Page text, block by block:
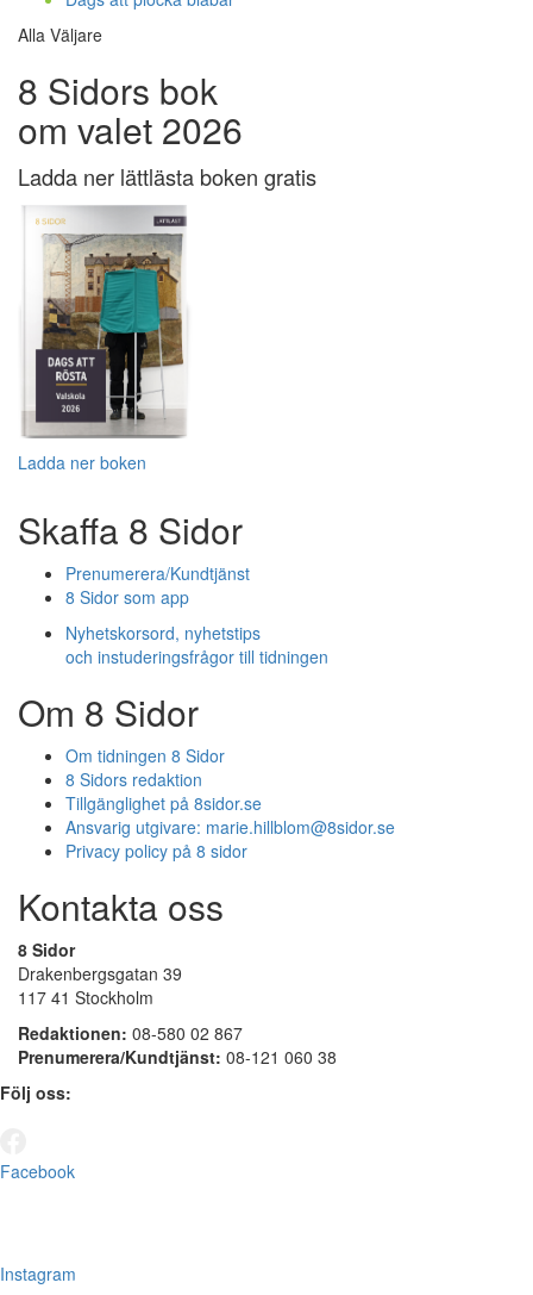
Alla Väljare
8 Sidors bok
om valet 2026
Ladda ner lättlästa boken gratis
Ladda ner boken
Skaffa 8 Sidor
Prenumerera/Kundtjänst
8 Sidor som app
Nyhetskorsord, nyhetstips
och instuderingsfrågor till tidningen
Om 8 Sidor
Om tidningen 8 Sidor
8 Sidors redaktion
Tillgänglighet på 8sidor.se
Ansvarig utgivare: marie.hillblom@8sidor.se
Privacy policy på 8 sidor
Kontakta oss
8 Sidor
Drakenbergsgatan 39
117 41 Stockholm
Redaktionen: 08-580 02 867
Prenumerera/Kundtjänst: 08-121 060 38
Följ oss:
Facebook
Instagram